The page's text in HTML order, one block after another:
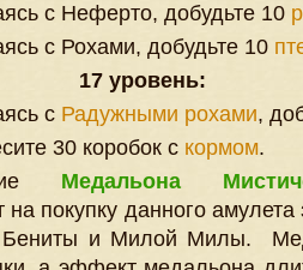
с Неферто, добудьте 10
с Рохами, добудьте 10
17 уровень:
с Радужными рохами,
30 коробок с кормом.
Медальона
покупку данного амулета
Бениты и Милой Милы.